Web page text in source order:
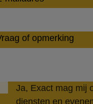
of opmerking
Ja, Exact mag mij
diensten en